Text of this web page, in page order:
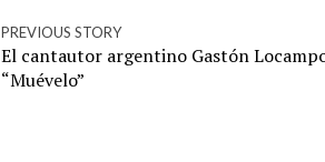
PREVIOUS STORY
El cantautor argentino Gastón
“Muévelo”